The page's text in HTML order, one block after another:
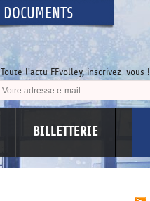
DOCUMENTS
Toute l'actu FFvolley, inscrivez-vous !
BILLETTERIE